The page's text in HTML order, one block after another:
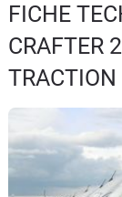
Essais
Guide
d'achat
Electriques
Utilitaires
FICHE
CRAFTER 2
TRACTION